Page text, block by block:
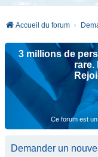
Accueil du forum
3 millions de
rare.
Ce forum est
Demander un